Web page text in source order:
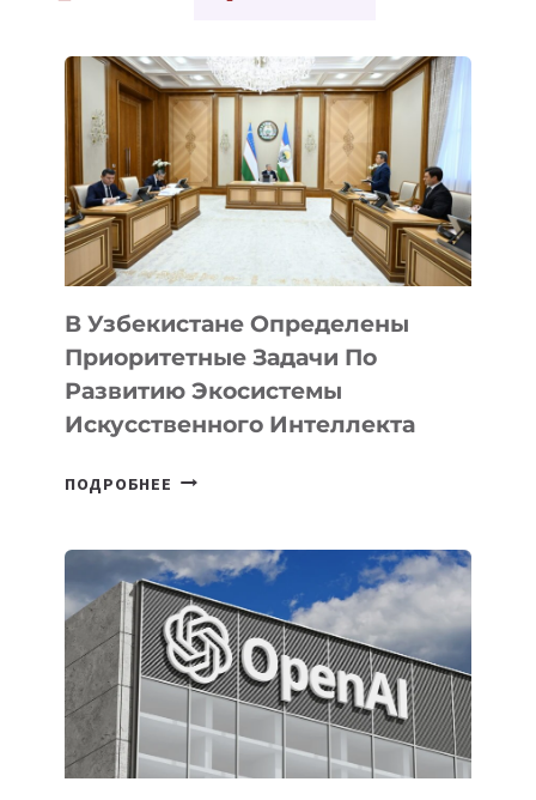
В Узбекистане Определены
Приоритетные Задачи По
Развитию Экосистемы
Искусственного Интеллекта
ПОДРОБНЕЕ
ПРИОРИТЕТНЫЕ
ЗАДАЧИ
ПО
РАЗВИТИЮ
ЭКОСИСТЕМЫ
ИСКУССТВЕННОГО
ИНТЕЛЛЕКТА